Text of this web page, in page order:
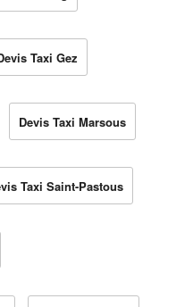
Taxi Gez
Devis Taxi Marsous
Taxi Saint-Pastous